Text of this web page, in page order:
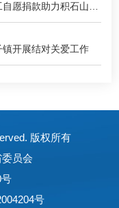
愿捐款助力积石山县
开展结对关爱工作
版权所有
员会
号